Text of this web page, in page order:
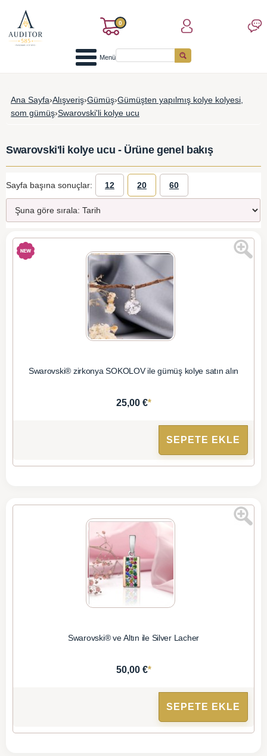
0
Menü
Ana Sayfa›Alışveriş›Gümüş›Gümüşten yapılmış kolye kolyesi,
som gümüş›Swarovski'li kolye ucu
Swarovski'li kolye ucu - Ürüne genel bakış
Sayfa başına sonuçlar: 12 20 60
Swarovski® zirkonya SOKOLOV ile gümüş kolye satın alın
25,00 €*
SEPETE EKLE
Swarovski® ve Altın ile Silver Lacher
50,00 €*
SEPETE EKLE